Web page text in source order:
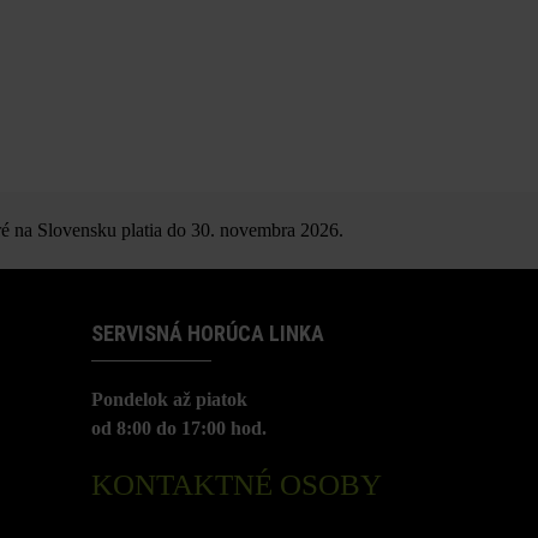
na Slovensku platia do 30. novembra 2026.
SERVISNÁ HORÚCA LINKA
Pondelok až piatok
od 8:00 do 17:00 hod.
KONTAKTNÉ OSOBY